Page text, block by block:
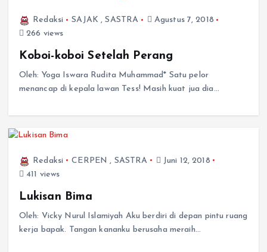
Redaksi SAJAK ,SASTRA
Agustus 7, 2018
266 views
Koboi-koboi Setelah Perang
Oleh: Yoga Iswara Rudita Muhammad* Satu pelor
menancap di kepala lawan Tess! Masih kuat jua dia…
Redaksi CERPEN , SASTRA
Juni 12, 2018
411 views
Lukisan Bima
Oleh: Vicky Nurul Islamiyah Aku berdiri di depan pintu ruang
kerja bapak. Tangan kananku berusaha meraih…